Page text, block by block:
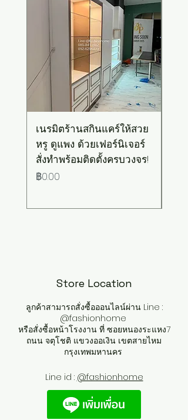
เนรมิตร้านสกินแคร์ให้สวย
หรู ดูแพง ด้วยเฟอร์นิเจอร์
สั่งทำพร้อมติดตั้งครบวงจร!
ราคา
฿0.00
Store Location
ลูกค้าสามารถสั่งซื้อออนไลน์ผ่าน Line :
@fashionhome
หรือสั่งซื้อหน้าโรงงาน ที่ ซอยหนองระแหง7
ถนน จตุโชติ แขวงออเงิน เขตสายไหม
กรุงเทพมหานคร
Line id : @fashionhome